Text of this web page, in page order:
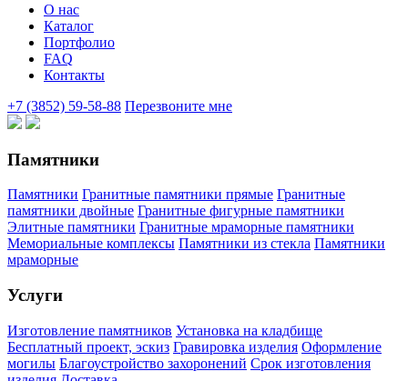
О нас
Каталог
Портфолио
FAQ
Контакты
+7 (3852) 59-58-88 Перезвоните мне
Памятники
Памятники Гранитные памятники прямые Гранитные
памятники двойные Гранитные фигурные памятники
Элитные памятники Гранитные мраморные памятники
Мемориальные комплексы Памятники из стекла Памятники
мраморные
Услуги
Изготовление памятников Установка на кладбище
Бесплатный проект, эскиз Гравировка изделия Оформление
могилы Благоустройство захоронений Срок изготовления